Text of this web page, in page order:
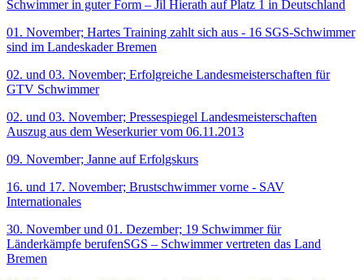
Schwimmer in guter Form – Jil Hierath auf Platz 1 in Deutschland
01. November; Hartes Training zahlt sich aus - 16 SGS-Schwimmer
sind im Landeskader Bremen
02. und 03. November; Erfolgreiche Landesmeisterschaften für
GTV Schwimmer
02. und 03. November; Pressespiegel Landesmeisterschaften
Auszug aus dem Weserkurier vom 06.11.2013
09. November; Janne auf Erfolgskurs
16. und 17. November; Brustschwimmer vorne - SAV
Internationales
30. November und 01. Dezember; 19 Schwimmer für
Länderkämpfe berufenSGS – Schwimmer vertreten das Land
Bremen